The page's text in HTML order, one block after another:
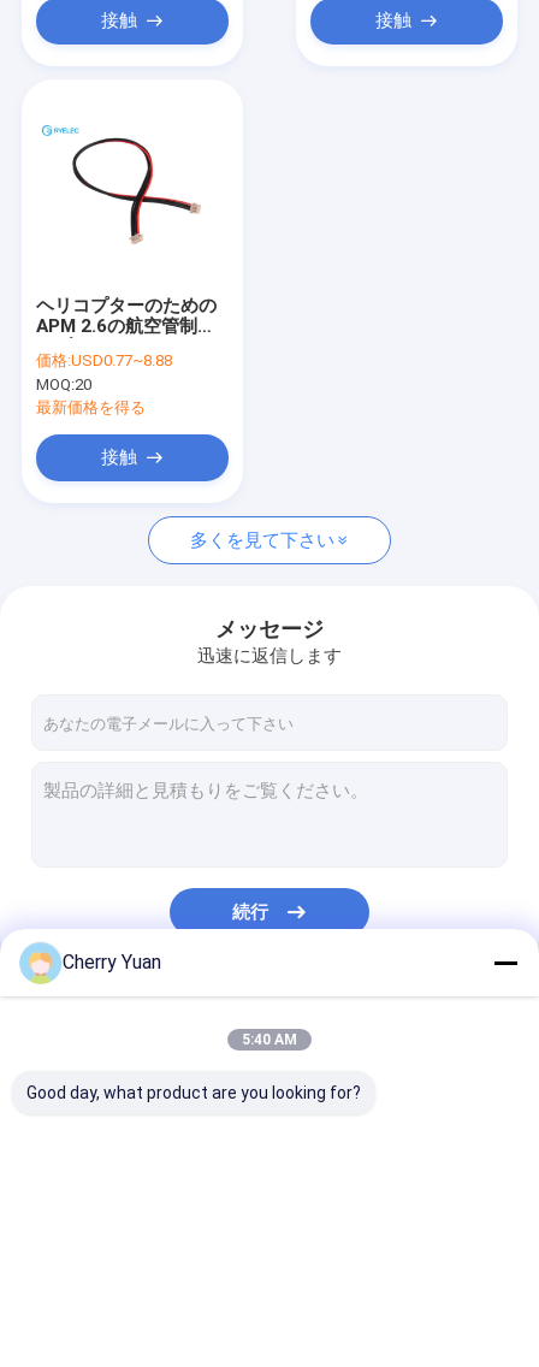
接触 接触
ヘリコプターのための
APM 2.6の航空管制ケ
4P/5P/6P RCの部品の
Lvdsケーブル
価格:USD0.77~8.88
MOQ:20
最新価格を得る
接触
多くを見て下さい
メッセージ
迅速に返信します
続行
Cherry Yuan
5:40 AM
Good day, what product are you looking for?